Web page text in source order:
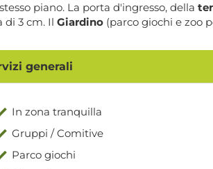
piano. La porta d'ingresso, della
di 3 cm. Il Giardino (parco giochi e zoo
generali
In zona tranquilla
Gruppi / Comitive
Parco giochi